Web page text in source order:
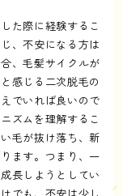
た際に経験するこ
、不安になる方は
、毛髪サイクルが
感じる二次脱毛の
でいれば良いので
ズムを理解するこ
毛が抜け落ち、新
ます。つまり、一
長しようとしてい